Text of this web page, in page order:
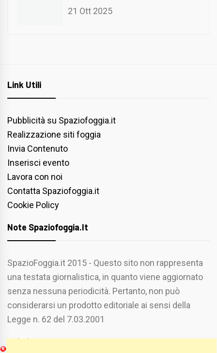
21 Ott 2025
Link Utili
Pubblicità su Spaziofoggia.it
Realizzazione siti foggia
Invia Contenuto
Inserisci evento
Lavora con noi
Contatta Spaziofoggia.it
Cookie Policy
Note Spaziofoggia.it
SpazioFoggia.it 2015 - Questo sito non rappresenta
una testata giornalistica, in quanto viene aggiornato
senza nessuna periodicità. Pertanto, non può
considerarsi un prodotto editoriale ai sensi della
Legge n. 62 del 7.03.2001
Chi Siamo